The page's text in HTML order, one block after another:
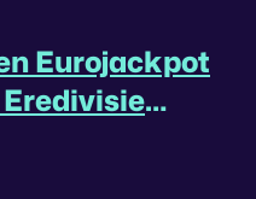
Eurojackpot